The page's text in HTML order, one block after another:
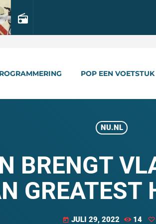
radio
POP EEN VOETSTUK
NU.NL
BRENGT
today JULI 29, 2022 14